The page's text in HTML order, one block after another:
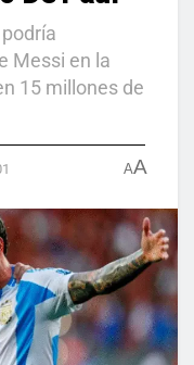
Messi en la
15 millones de
AA